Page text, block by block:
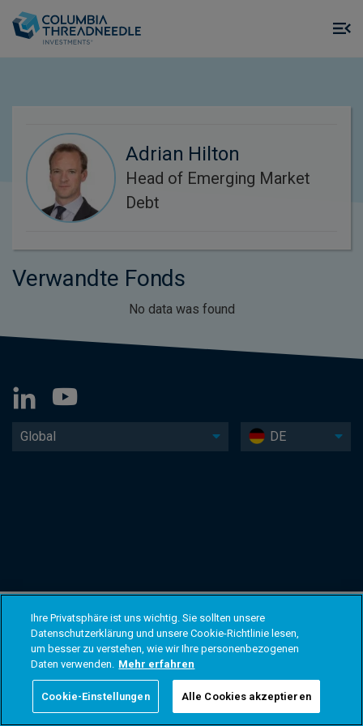
Adrian Hilton
Head of Emerging Market
Debt
Verwandte Fonds
No data was found
Global DE
Ihre Privatsphäre ist uns wichtig. Sie sollten unsere
Datenschutzerklärung und unsere Cookie-Richtlinie lesen,
um besser zu verstehen, wie wir Ihre personenbezogenen
Daten verwenden. Mehr erfahren
Cookie-Einstellungen Alle Cookies akzeptieren